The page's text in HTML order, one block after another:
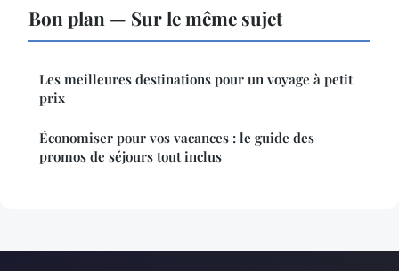
Bon plan — Sur le même sujet
Les meilleures destinations pour un voyage à petit
prix
Économiser pour vos vacances : le guide des
promos de séjours tout inclus